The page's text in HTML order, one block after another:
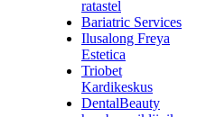
ratastel
Bariatric Services
Ilusalong Freya
Estetica
Triobet
Kardikeskus
DentalBeauty